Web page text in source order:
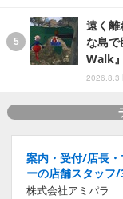
遠く離
な島で
Walk
2026.8.3
案内・受付/店長
ーの店舗スタッフ
株式会社アミパラ